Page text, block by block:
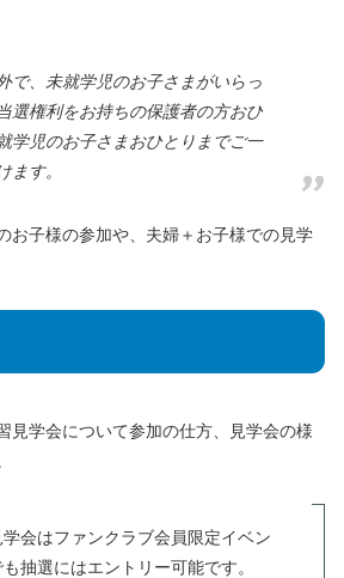
で、未就学児のお子さまがいらっ
選権利をお持ちの保護者の方おひ
学児のお子さまおひとりまでご一
ます。
お子様の参加や、夫婦＋お子様での見学
見学会について参加の仕方、見学会の様
会はファンクラブ会員限定イベン
抽選にはエントリー可能です。